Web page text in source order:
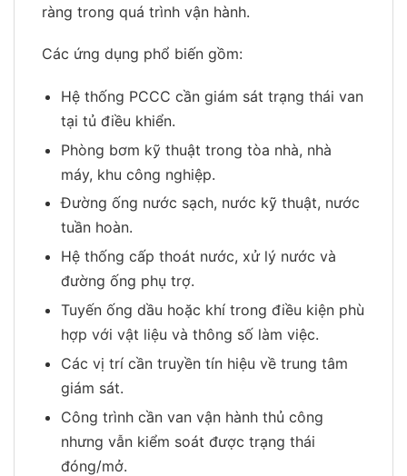
ràng trong quá trình vận hành.
Các ứng dụng phổ biến gồm:
Hệ thống PCCC cần giám sát trạng thái van
tại tủ điều khiển.
Phòng bơm kỹ thuật trong tòa nhà, nhà
máy, khu công nghiệp.
Đường ống nước sạch, nước kỹ thuật, nước
tuần hoàn.
Hệ thống cấp thoát nước, xử lý nước và
đường ống phụ trợ.
Tuyến ống dầu hoặc khí trong điều kiện phù
hợp với vật liệu và thông số làm việc.
Các vị trí cần truyền tín hiệu về trung tâm
giám sát.
Công trình cần van vận hành thủ công
nhưng vẫn kiểm soát được trạng thái
đóng/mở.